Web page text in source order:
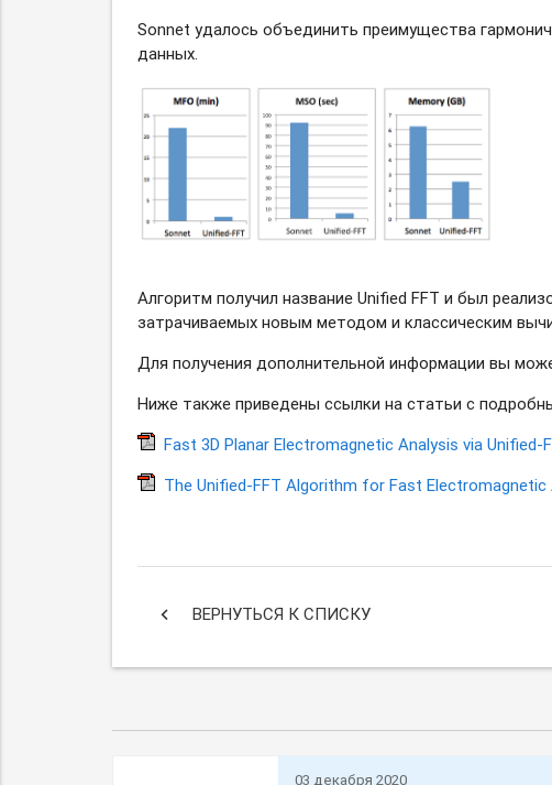
Sonnet удалось объединить преимущества
данных.
Алгоритм получил название Unified FFT и был
затрачиваемых новым методом и классическим
Для получения дополнительной информации вы
Ниже также приведены ссылки на статьи с
Fast 3D Planar Electromagnetic Analysis via Unified-
The Unified-FFT Algorithm for Fast Electromagnetic
keyboard_arrow_left ВЕРНУТЬСЯ К СПИСКУ
03 декабря 2020